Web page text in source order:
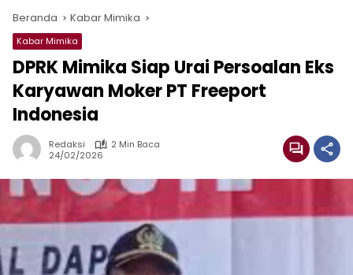
Beranda Kabar Mimika
Kabar Mimika
DPRK Mimika Siap Urai Persoalan Eks
Karyawan Moker PT Freeport
Indonesia
Redaksi
2 Min Baca
24/02/2026